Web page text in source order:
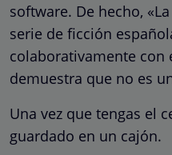
software. De hecho,
serie de ficción
colaborativamente con
demuestra que no es
Una vez que tengas el
guardado en un cajón.